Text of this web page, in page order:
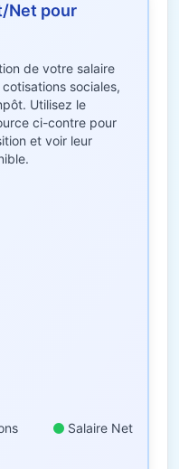
Net pour
de votre salaire
sociales,
Utilisez le
ci-contre pour
et voir leur
Salaire Net